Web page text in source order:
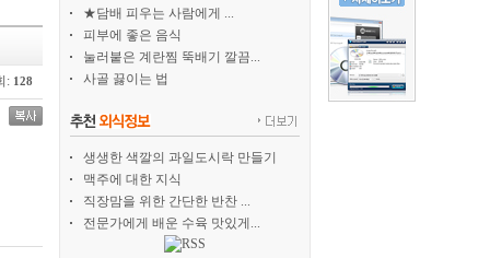
: 128
★담배 피우는 사람에게 ...
피부에 좋은 음식
눌러붙은 계란찜 뚝배기 깔끔...
사골 끓이는 법
생생한 색깔의 과일도시락 만들기
맥주에 대한 지식
직장맘을 위한 간단한 반찬 ...
전문가에게 배운 수육 맛있게...